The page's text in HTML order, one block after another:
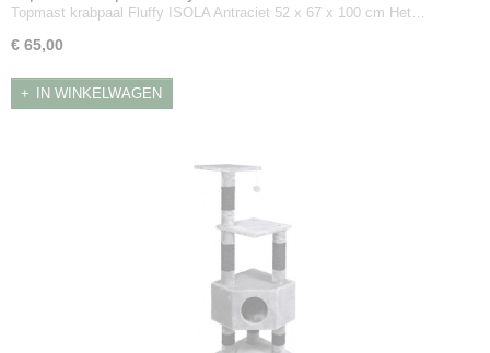
Topmast krabpaal Fluffy ISOLA Antraciet 52 x 67 x 100 cm Het…
€ 65,00
IN WINKELWAGEN